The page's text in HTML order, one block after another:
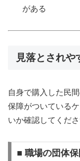
がある
見落とされや
自身で購入した民
保障がついている
いか確認してくださ
■ 職場の団体